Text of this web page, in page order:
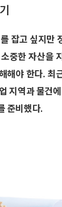
잡고 싶지만
중한 자산을
해야 한다.
지역과 물건
준비했다.